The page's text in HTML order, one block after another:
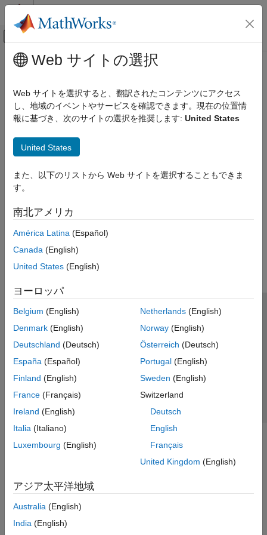
コンテンツへスキップ
オフキャンバス ナビゲーション メ
ドキュメンテーションのホーム
カテゴリ
Automated Driving Toolbox
Navigation Toolbox
RoadRunner
RoadRunner Scenario
Robotics System Toolbox
Robotics System Toolbox 入門
逆運動学
モーション プランニングとパス プランニ
衝突検出
コード生成
オフロードでの重機の自律運転
Robotics System Toolbox でサポートさ
UAV Toolbox
メインコンテンツ
Web サイトの選択
Web サイトを選択すると、翻訳されたコンテンツにアクセス
し、地域のイベントやサービスを確認できます。現在の位置情
報に基づき、次のサイトの選択を推奨します: United States
United States
また、以下のリストから Web サイトを選択することもできま
す。
南北アメリカ
América Latina (Español)
Canada (English)
United States (English)
ヨーロッパ
Belgium (English)
Denmark (English)
Deutschland (Deutsch)
España (Español)
Finland (English)
France (Français)
Ireland (English)
Italia (Italiano)
Luxembourg (English)
Netherlands(English)
Norway(English)
Österreich (Deutsch)
Portugal(English)
Sweden (English)
Switzerland
Deutsch
English
Français
United Kingdom (English)
アジア太平洋地域
Australia (English)
India (English)
トラストセンター
プライバシー ポリシー
違法コピー防止
アプリケーション ステータス
© 1994-2026 The MathWorks, Inc.